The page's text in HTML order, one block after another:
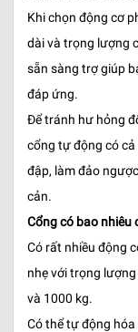
Khi chọn động cơ
dài và trọng lượng
sẵn sàng trợ giúp
đáp ứng.
Để tránh hư hỏng
cổng tự động có
đập, làm đảo
cản.
Cổng có bao nhiêu
Có rất nhiều động
nhẹ với trọng
và 1000 kg.
Có thể tự động